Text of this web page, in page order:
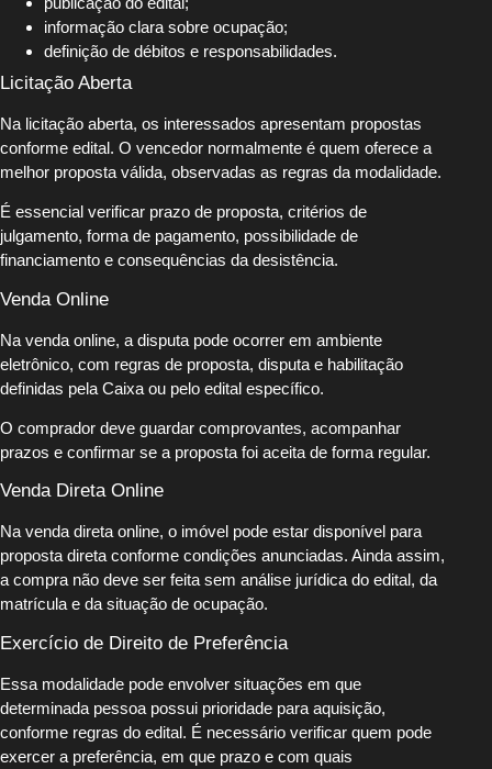
informação clara sobre ocupação;
definição de débitos e responsabilidades.
Licitação Aberta
Na licitação aberta, os interessados apresentam propostas
conforme edital. O vencedor normalmente é quem oferece a
melhor proposta válida, observadas as regras da modalidade.
É essencial verificar prazo de proposta, critérios de
julgamento, forma de pagamento, possibilidade de
financiamento e consequências da desistência.
Venda Online
Na venda online, a disputa pode ocorrer em ambiente
eletrônico, com regras de proposta, disputa e habilitação
definidas pela Caixa ou pelo edital específico.
O comprador deve guardar comprovantes, acompanhar
prazos e confirmar se a proposta foi aceita de forma regular.
Venda Direta Online
Na venda direta online, o imóvel pode estar disponível para
proposta direta conforme condições anunciadas. Ainda assim,
a compra não deve ser feita sem análise jurídica do edital, da
matrícula e da situação de ocupação.
Exercício de Direito de Preferência
Essa modalidade pode envolver situações em que
determinada pessoa possui prioridade para aquisição,
conforme regras do edital. É necessário verificar quem pode
exercer a preferência, em que prazo e com quais